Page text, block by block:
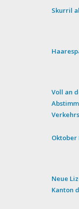
Skurril
Voll an
Oktober
Neue
Kanton